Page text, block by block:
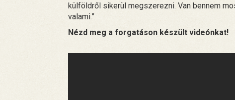
külföldről sikerül megszerezni. Van bennem
valami.”
Nézd meg a forgatáson készült videónkat!